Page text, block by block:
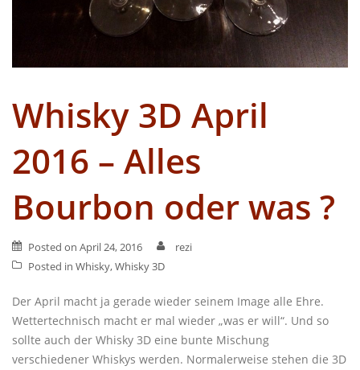
Whisky 3D April
2016 – Alles
Bourbon oder was ?
Posted on April 24, 2016
rezi
Posted in Whisky,Whisky 3D
Der April macht ja gerade wieder seinem Image alle Ehre.
Wettertechnisch macht er mal wieder „was er will“. Und so
sollte auch der Whisky 3D eine bunte Mischung
verschiedener Whiskys werden. Normalerweise stehen die 3D